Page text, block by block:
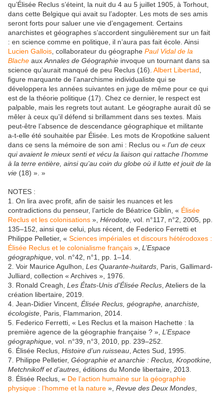
qu’Élisée Reclus s’éteint, la nuit du 4 au 5 juillet 1905, à Torhout,
dans cette Belgique qui avait su l’adopter. Les mots de ses amis
seront forts pour saluer une vie d’engagement. Certains
anarchistes et géographes s’accordent singulièrement sur un fait
: en science comme en politique, il n’aura pas fait école. Ainsi
Lucien Gallois , collaborateur du géographe Paul Vidal de la
Blache aux Annales de Géographie invoque un tournant dans sa
science qu’aurait manqué de peu Reclus (16). Albert Libertad
figure marquante de l’anarchisme individualiste qui se
développera les années suivantes en juge de même pour ce qui
est de la théorie politique (17). Chez ce dernier, le respect est
palpable, mais les regrets tout autant. Le géographe aurait dû se
mêler à ceux qu’il défend si brillamment dans ses textes. Mais
peut-être l’absence de descendance géographique et militante
a‑t-elle été souhaitée par Élisée. Les mots de Kropotkine saluent
dans ce sens la mémoire de son ami : Reclus ou « l’un de ceux
qui avaient le mieux senti et vécu la liaison qui rattache l’homme
à la terre entière, ainsi qu’au coin du globe où il lutte et jouit de la
vie (18) ». »
NOTES :
1. On lira avec profit, afin de saisir les nuances et les
contradictions du penseur, l’article de Béatrice Giblin, « Élisée
Reclus et les colonisations », Hérodote , vol. n°117, n°2, 2005, pp.
135–152, ainsi que celui, plus récent, de Federico Ferretti et
Philippe Pelletier, « Sciences impériales et discours hétérodoxes :
Élisée Reclus et le colonialisme français », L’Espace
géographique , vol. n°42, n°1, pp. 1–14.
2. Voir Maurice Agulhon, Les Quarante-huitards , Paris, Gallimard-
Julliard, collection « Archives », 1976.
3. Ronald Creagh, Les États-Unis d’Élisée Reclus , Ateliers de la
création libertaire, 2019.
4. Jean-Didier Vincent, Élisée Reclus, géographe, anarchiste,
écologiste , Paris, Flammarion, 2014.
5. Federico Ferretti, « Les Reclus et la maison Hachette : la
première agence de la géographie française ? », L’Espace
géographique , vol. n°39, n°3, 2010, pp. 239–252.
6. Élisée Reclus, Histoire d’un ruisseau , Actes Sud, 1995.
7. Philippe Pelletier, Géographie et anarchie : Reclus, Kropotkine,
Metchnikoff et d’autres , éditions du Monde libertaire, 2013.
8. Élisée Reclus, « De l’action humaine sur la géographie
physique : l’homme et la nature », Revue des Deux Mondes